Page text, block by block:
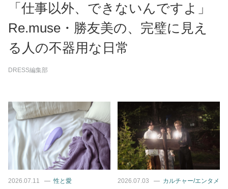
「仕事以外、できないんですよ」
Re.muse・勝友美の、完璧に見え
る人の不器用な日常
DRESS編集部
2026.07.11 性と愛 2026.07.03 カルチャー/エンタメ